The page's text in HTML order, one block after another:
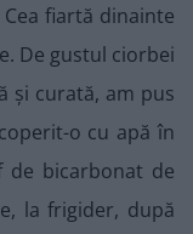
fiartă dinainte
De gustul ciorbei
și curată, am pus
o cu apă în
de bicarbonat de
la frigider, după